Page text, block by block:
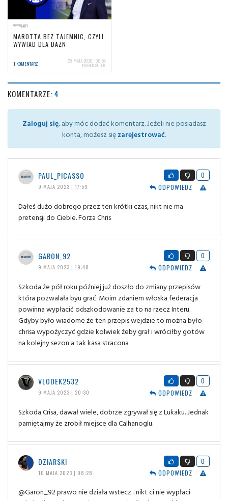
WYWIADY
MAROTTA BEZ TAJEMNIC, CZYLI
WYWIAD DLA DAZN
1 KOMENTARZ 28 MAJA 2026 | 08:54
MAREK SUDOŁ
KOMENTARZE: 4
Zaloguj się, aby móc dodać komentarz. Jeżeli nie posiadasz
konta, możesz sięzarejestrować.
PAUL_PICASSO
9 MAJA 2023 | 17:59
0
ODPOWIEDZ
Dałeś dużo dobrego przez ten krótki czas, nikt nie ma
pretensji do Ciebie. Forza Chris
GARON_92
9 MAJA 2023 | 19:48
0
ODPOWIEDZ
Szkoda że pół roku później już doszło do zmiany przepisów
która pozwalała byu grać. Moim zdaniem włoska federacja
powinna wypłacić odszkodowanie za to na rzecz Interu.
Gdyby było wiadome że ten przepis wejdzie to można było
chrisa wypożyczyć gdzie kolwiek żeby grał i wróciłby gotów
na kolejny sezon a tak kasa stracona
VLODEK2532
9 MAJA 2023 | 20:30
0
ODPOWIEDZ
Szkoda Crisa, dawał wiele, dobrze zgrywał się z Lukaku. Jednak
pamiętajmy że zrobił miejsce dla Calhanoglu.
DZIARSKI
10 MAJA 2023 | 08:28
0
ODPOWIEDZ
@Garon_92 prawo nie działa wstecz... nikt ci nie wypłaci